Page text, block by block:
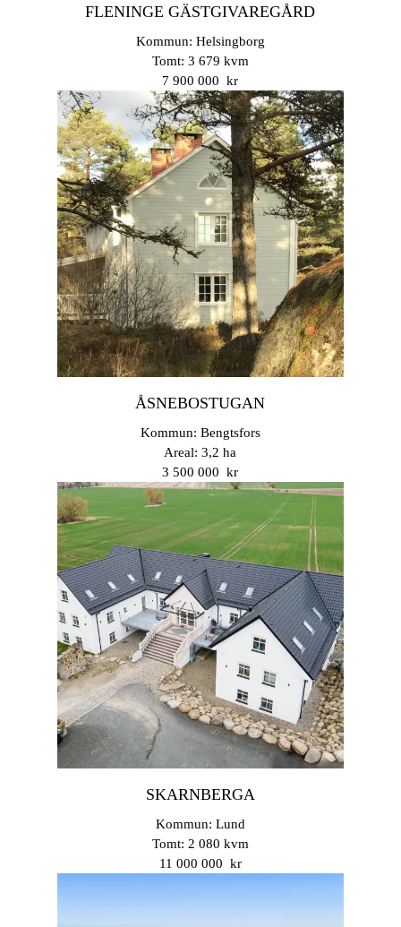
FLENINGE GÄSTGIVAREGÅRD
Kommun: Helsingborg
Tomt: 3 679 kvm
7 900 000 kr
ÅSNEBOSTUGAN
Kommun: Bengtsfors
Areal: 3,2 ha
3 500 000 kr
SKARNBERGA
Kommun: Lund
Tomt: 2 080 kvm
11 000 000 kr